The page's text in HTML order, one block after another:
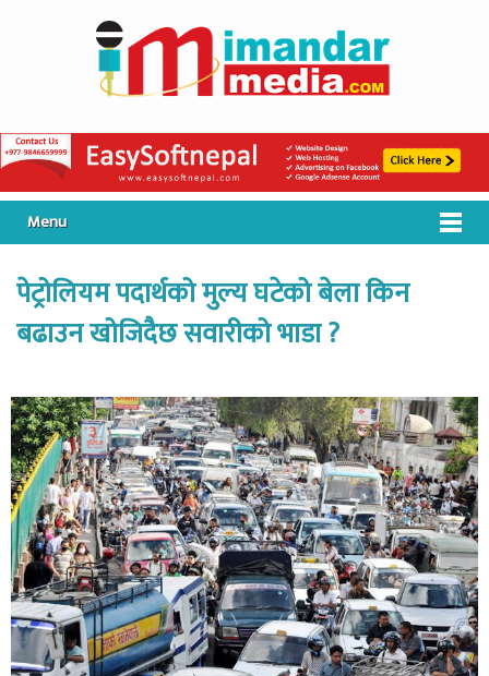
Menu
पेट्रोलियम पदार्थको मुल्य घटेको बेला किन
बढाउन खोजिदैछ सवारीको भाडा ?